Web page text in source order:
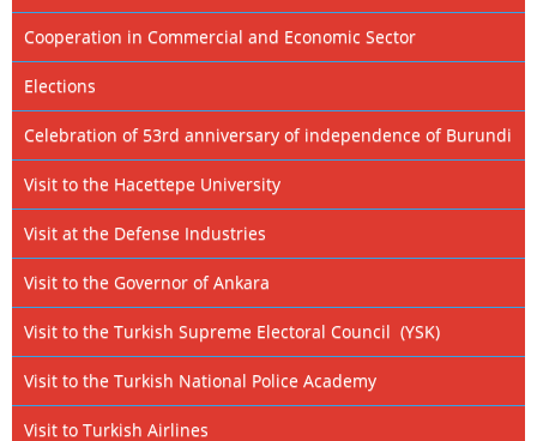
Cooperation in Commercial and Economic Sector
Elections
Celebration of 53rd anniversary of independence of Burundi
Visit to the Hacettepe University
Visit at the Defense Industries
Visit to the Governor of Ankara
Visit to the Turkish Supreme Electoral Council (YSK)
Visit to the Turkish National Police Academy
Visit to Turkish Airlines